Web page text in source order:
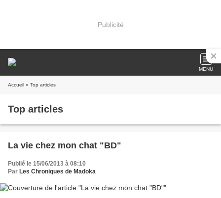
Publicité
MENU
Accueil » Top articles
Top articles
La vie chez mon chat "BD"
Publié le 15/06/2013 à 08:10
Par Les Chroniques de Madoka